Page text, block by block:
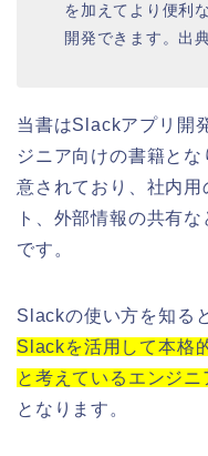
を加えてより便利
開発できます。出
当書はSlackアプリ開
ジニア向けの書籍と
意されており、社内
ト、外部情報の共有
です。
Slackの使い方を知る
Slackを活用して本格
と考えているエンジ
となります。